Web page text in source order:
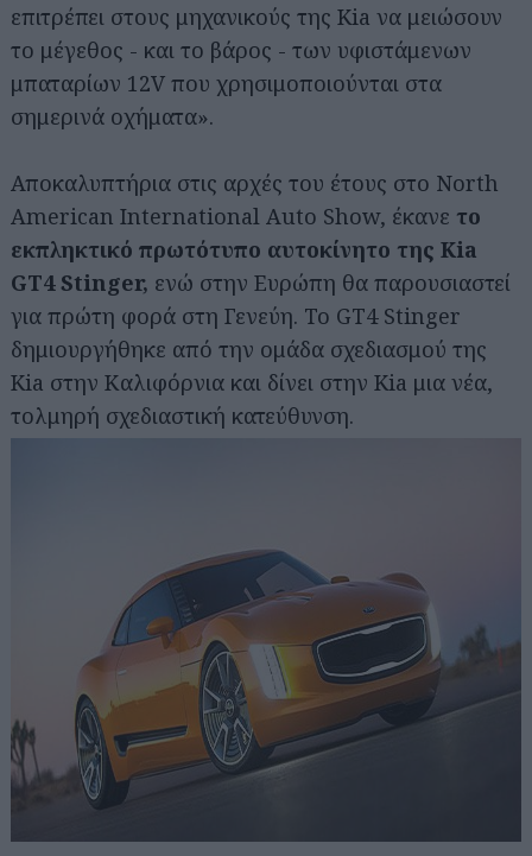
επιτρέπει στους μηχανικούς της Kia να μειώσουν
το μέγεθος - και το βάρος - των υφιστάμενων
μπαταρίων 12V που χρησιμοποιούνται στα
σημερινά οχήματα».
Αποκαλυπτήρια στις αρχές του έτους στο North
American International Auto Show, έκανε το
εκπληκτικό πρωτότυπο αυτοκίνητο της Kia
GT4 Stinger, ενώ στην Ευρώπη θα παρουσιαστεί
για πρώτη φορά στη Γενεύη. Το GT4 Stinger
δημιουργήθηκε από την ομάδα σχεδιασμού της
Kia στην Καλιφόρνια και δίνει στην Kia μια νέα,
τολμηρή σχεδιαστική κατεύθυνση.